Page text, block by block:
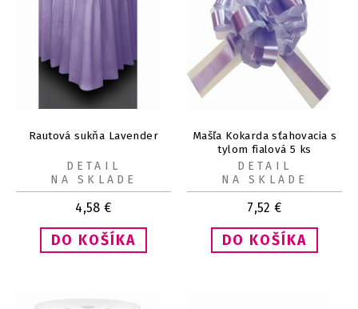
Rautová sukňa Lavender
4,58 €
DETAIL
NA SKLADE
Mašľa Kokarda sťahovacia s
tylom fialová 5 ks
7,52 €
DETAIL
NA SKLADE